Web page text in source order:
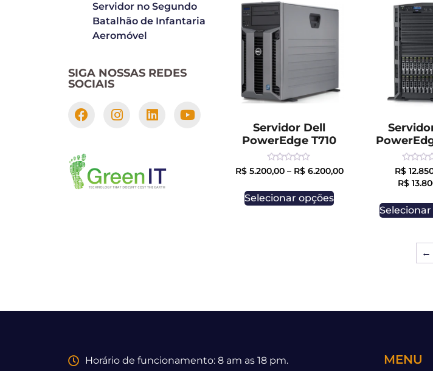
Servidor no Segundo
Batalhão de Infantaria
Aeromóvel
SIGA NOSSAS REDES
SOCIAIS
Servidor Dell
PowerEdge T710
Rated
0
of
5
R$5.200,00– R$6.200,00
Selecionar opções
Rated
0
out
R$
R$
←
Horário de funcionamento: 8 am as 18 pm.
MENU